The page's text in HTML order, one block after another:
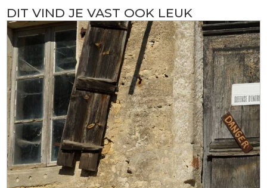
DIT VIND JE VAST OOK LEUK